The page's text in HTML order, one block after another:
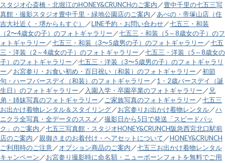
スタジオ心斎橋・北堀江のHONEY&CRUNCHのご案内 ／豊中千里の七五三写
真館・撮影スタジオ豊中千里・緑地公園店のご案内 ／あべの・帝塚山店（住
吉大社近く・堺からもすぐ）
／LINE予約・お問い合わせ／七五三・和装
（2〜4歳女の子）のフォトギャラリー ／七五三・和装（5～8歳女の子）のフ
ォトギャラリー ／七五三・和装（3〜5歳男の子）のフォトギャラリー ／七五
三・洋装（2～4歳女の子）のフォトギャラリー ／七五三・洋装（5～8歳女の
子）のフォトギャラリー ／七五三・洋装（3〜5歳男の子）のフォトギャラリ
ー ／お宮参り・お食い初め・百日祝い（和装）のフォトギャラリー ／初節
句・ハーフバースデイ（和装）のフォトギャラリー ／1・2歳バースデイ（誕
生日）のフォトギャラリー ／ 入園入学・卒園卒業のフォトギャラリー ／ 兄
弟・姉妹写真のフォトギャラリー ／ ご家族写真のフォトギャラリー ／七五三
お出かけ着物レンタル＆スタイリング／お宮参りお出かけ着物レンタル／ハ
ニクラ全写真・全データのススメ ／撮影日から5日で発送「スピードパッ
ク」のご案内 ／七五三写真館・スタジオHONEY&CRUNCH阪急西宮北口駅前
店のご案内 ／親御さまのお着付け・ヘアセットについて ／HONEY&CRUNCH
ご利用時のご注意／オプション商品のご案内 ／七五三お出かけ着物レンタル
キャンペーン ／お宮参り撮影時に命名額・ニューボーンフォトを無料でご用